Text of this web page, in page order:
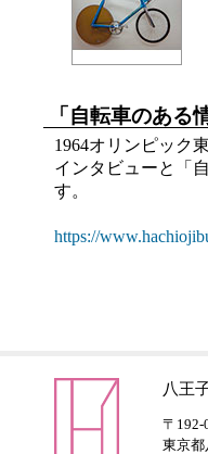
「自転車のある
1964オリンピック
インタビューと「
す。
https://
八王
〒192-
東京都